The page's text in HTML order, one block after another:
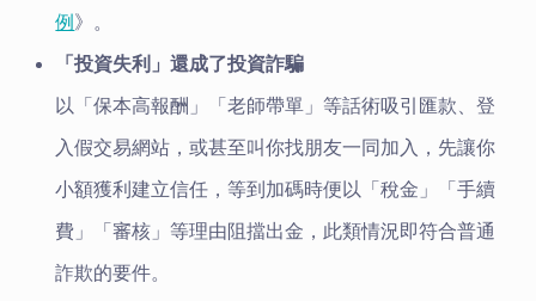
例 》。
「投資失利」還成了投資詐騙
以「保本高報酬」「老師帶單」等話術吸引匯款、登
入假交易網站，或甚至叫你找朋友一同加入，先讓你
小額獲利建立信任，等到加碼時便以「稅金」「手續
費」「審核」等理由阻擋出金，此類情況即符合普通
詐欺的要件。